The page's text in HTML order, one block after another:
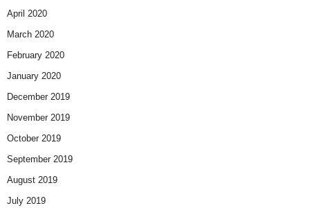
April 2020
March 2020
February 2020
January 2020
December 2019
November 2019
October 2019
September 2019
August 2019
July 2019